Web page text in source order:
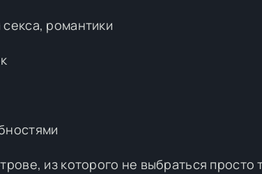
романтики
из которого не выбраться просто